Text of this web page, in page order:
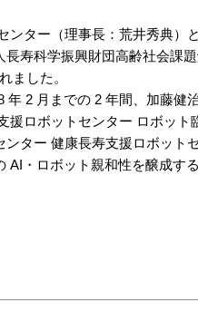
ンター（理事長：荒井秀典
寿科学振興財団高齢社会課
ました。
2 月までの 2 年間、加藤健
援ロボットセンター ロボッ
ター 健康長寿支援ロボット
AI・ロボット親和性を醸成す